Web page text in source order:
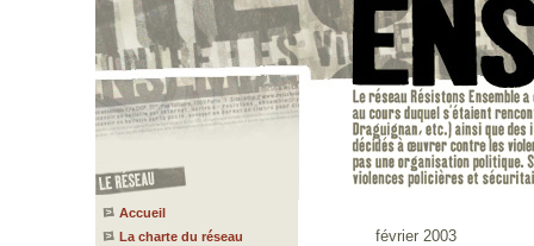
Accueil
La charte du réseau
février 2003